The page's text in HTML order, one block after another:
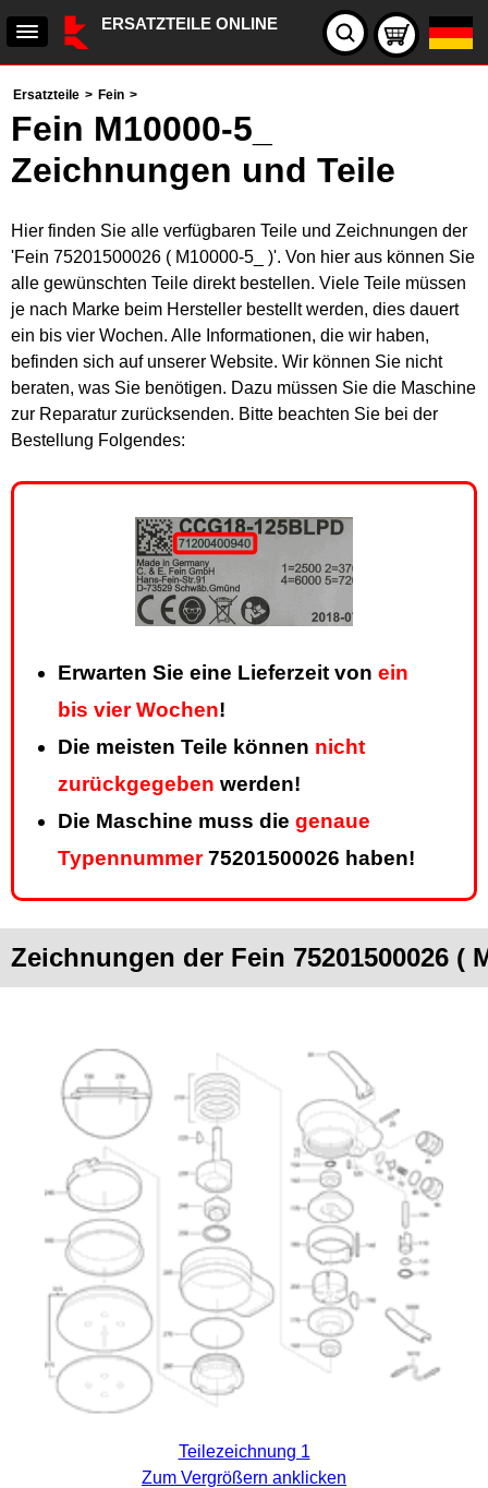
ERSATZTEILE ONLINE
Ersatzteile > Fein >
Fein M10000-5_
Zeichnungen und Teile
Hier finden Sie alle verfügbaren Teile und Zeichnungen der
'Fein 75201500026 ( M10000-5_ )'. Von hier aus können Sie
alle gewünschten Teile direkt bestellen. Viele Teile müssen
je nach Marke beim Hersteller bestellt werden, dies dauert
ein bis vier Wochen. Alle Informationen, die wir haben,
befinden sich auf unserer Website. Wir können Sie nicht
beraten, was Sie benötigen. Dazu müssen Sie die Maschine
zur Reparatur zurücksenden. Bitte beachten Sie bei der
Bestellung Folgendes:
Erwarten Sie eine Lieferzeit von ein
bis vier Wochen!
Die meisten Teile können nicht
zurückgegeben werden!
Die Maschine muss die genaue
Typennummer75201500026 haben!
Zeichnungen der Fein 75201500026 (
Teilezeichnung 1
Zum Vergrößern anklicken